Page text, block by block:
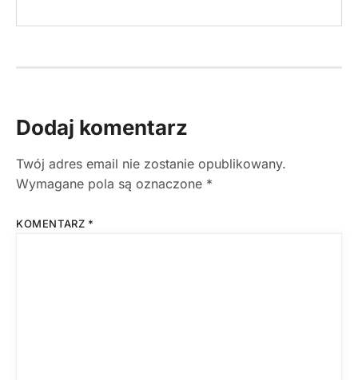
Dodaj komentarz
Twój adres email nie zostanie opublikowany.
Wymagane pola są oznaczone *
KOMENTARZ *